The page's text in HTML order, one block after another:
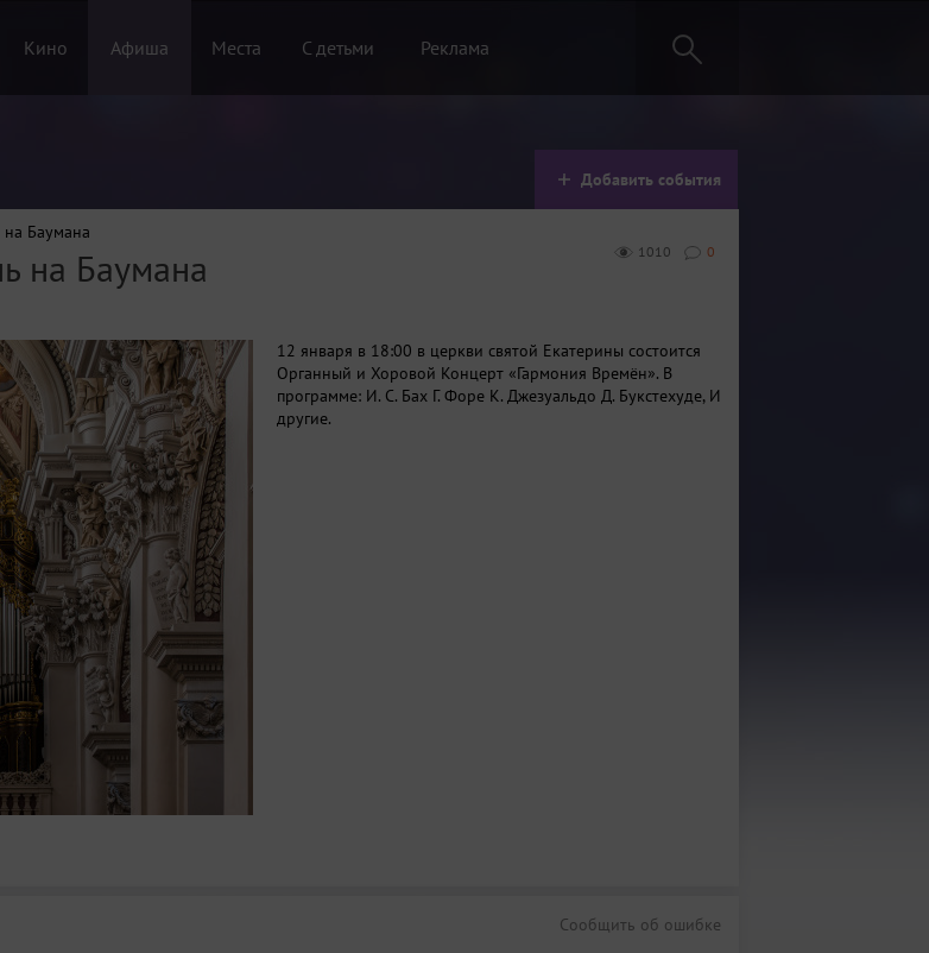
Кино Афиша Места С детьми Реклама
Добавить события
на Баумана
0
1010
на Баумана
12 января в 18:00 в церкви святой Екатерины состоится
Органный и Хоровой Концерт «Гармония Времён». В
программе: И. С. Бах Г. Форе К. Джезуальдо Д. Букстехуде, И
другие.
Сообщить об ошибке